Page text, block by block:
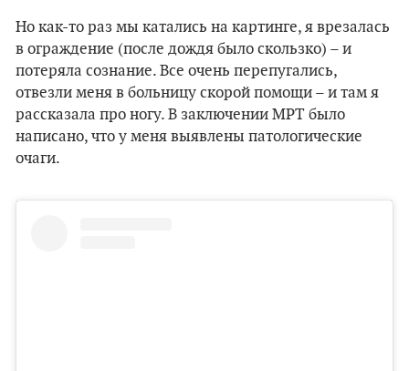
Но как-то раз мы катались на картинге, я врезалась
в ограждение (после дождя было скользко) – и
потеряла сознание. Все очень перепугались,
отвезли меня в больницу скорой помощи – и там я
рассказала про ногу. В заключении МРТ было
написано, что у меня выявлены патологические
очаги.